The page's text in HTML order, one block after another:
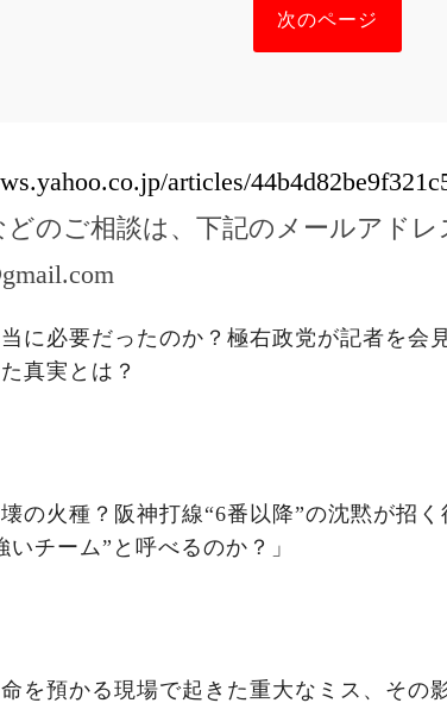
次のページ
articles/
どのご相談は、下記のメールアド
当に必要だったのか？極右政党が記者を会
真実とは？
の火種？阪神打線“6番以降”の沈黙が招
チーム”と呼べるのか？」
を預かる現場で起きた重大なミス、その